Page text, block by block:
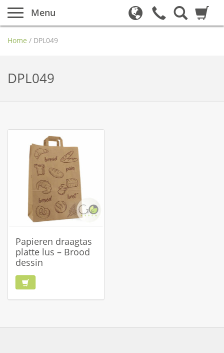
Menu
Home / DPL049
DPL049
Papieren draagtas
platte lus – Brood
dessin